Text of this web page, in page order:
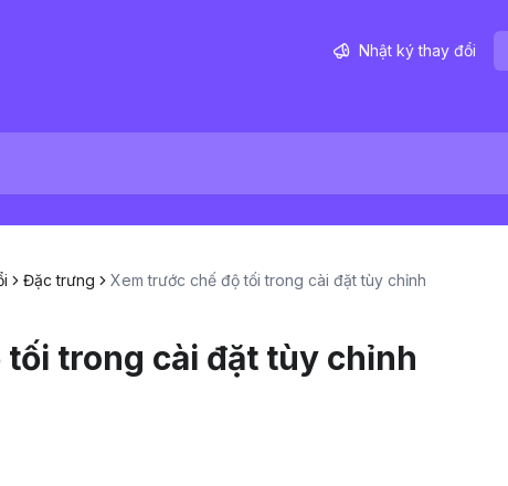
Nhật ký thay đổi
Đặc trưng Xem trước chế độ tối trong cài đặt tùy chỉnh
trong cài đặt tùy chỉnh